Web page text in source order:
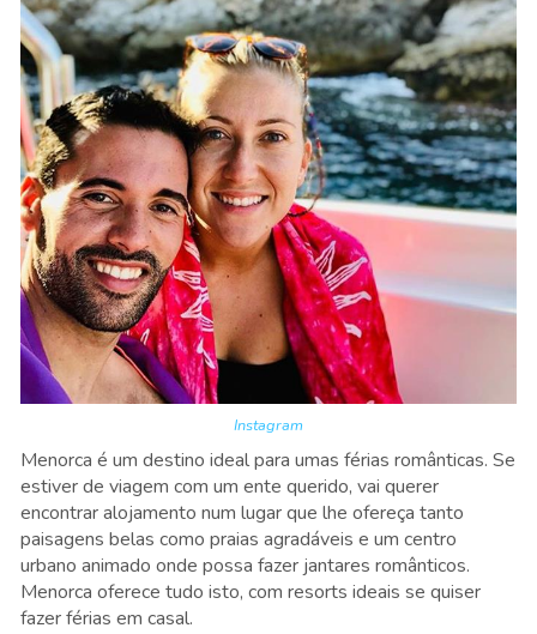
Instagram
Menorca é um destino ideal para umas férias românticas. Se
estiver de viagem com um ente querido, vai querer
encontrar alojamento num lugar que lhe ofereça tanto
paisagens belas como praias agradáveis e um centro
urbano animado onde possa fazer jantares românticos.
Menorca oferece tudo isto, com resorts ideais se quiser
fazer férias em casal.